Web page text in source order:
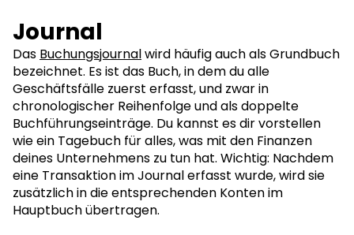
Journal
Das Buchungsjournalwird häufig auch als Grundbuch
bezeichnet. Es ist das Buch, in dem du alle
Geschäftsfälle zuerst erfasst, und zwar in
chronologischer Reihenfolge und als doppelte
Buchführungseinträge. Du kannst es dir vorstellen
wie ein Tagebuch für alles, was mit den Finanzen
deines Unternehmens zu tun hat. Wichtig: Nachdem
eine Transaktion im Journal erfasst wurde, wird sie
zusätzlich in die entsprechenden Konten im
Hauptbuch übertragen.